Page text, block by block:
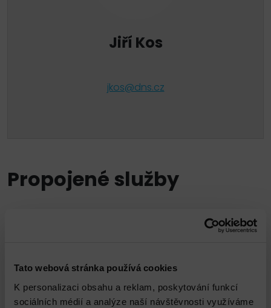
Tato webová stránka používá cookies
K personalizaci obsahu a reklam, poskytování funkcí
sociálních médií a analýze naší návštěvnosti využíváme
Jiří Kos
jkos@dns.cz
Propojené služby